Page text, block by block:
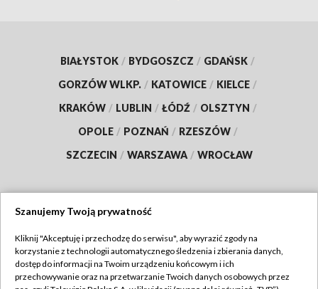
BIAŁYSTOK / BYDGOSZCZ / GDAŃSK /
GORZÓW WLKP. / KATOWICE / KIELCE /
KRAKÓW / LUBLIN / ŁÓDŹ / OLSZTYN /
OPOLE / POZNAŃ / RZESZÓW /
SZCZECIN / WARSZAWA / WROCŁAW
TVP
Abonament TVP
Regulamin TVP
Szanujemy Twoją prywatność
Kliknij "Akceptuję i przechodzę do serwisu", aby wyrazić zgody na
korzystanie z technologii automatycznego śledzenia i zbierania danych,
dostęp do informacji na Twoim urządzeniu końcowym i ich
przechowywanie oraz na przetwarzanie Twoich danych osobowych przez